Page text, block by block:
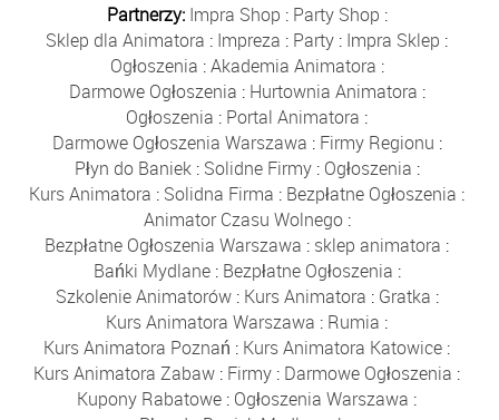
Partnerzy: Impra Shop : Party Shop :
Sklep dla Animatora : Impreza : Party : Impra Sklep :
Ogłoszenia :Akademia Animatora :
Darmowe Ogłoszenia : Hurtownia Animatora :
Ogłoszenia : Portal Animatora :
Darmowe Ogłoszenia Warszawa : Firmy Regionu :
Płyn do Baniek: Solidne Firmy: Ogłoszenia :
Kurs Animatora : Solidna Firma : Bezpłatne Ogłoszenia :
Animator Czasu Wolnego:
Bezpłatne Ogłoszenia Warszawa : sklep animatora :
Bańki Mydlane: Bezpłatne Ogłoszenia :
Szkolenie Animatorów: Kurs Animatora : Gratka :
Kurs Animatora Warszawa : Rumia :
Kurs Animatora Poznań : Kurs Animatora Katowice :
Kurs Animatora Zabaw : Firmy : Darmowe Ogłoszenia :
Kupony Rabatowe : Ogłoszenia Warszawa :